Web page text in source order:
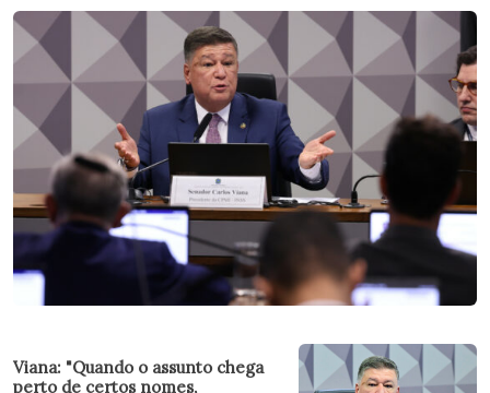
Viana: "Quando o assunto chega
perto de certos nomes,